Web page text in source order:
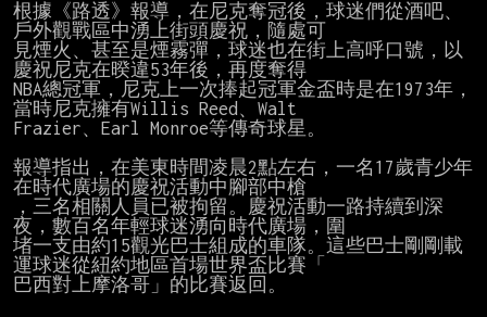
根據《路透》報導，在尼克奪冠後，球迷們從酒吧、
戶外觀戰區中湧上街頭慶祝，隨處可
見煙火、甚至是煙霧彈，球迷也在街上高呼口號，以
慶祝尼克在暌違53年後，再度奪得
NBA總冠軍，尼克上一次捧起冠軍金盃時是在1973年，
當時尼克擁有Willis Reed、Walt
Frazier、Earl Monroe等傳奇球星。
報導指出，在美東時間凌晨2點左右，一名17歲青少年
在時代廣場的慶祝活動中腳部中槍
，三名相關人員已被拘留。慶祝活動一路持續到深
夜，數百名年輕球迷湧向時代廣場，圍
堵一支由約15觀光巴士組成的車隊。這些巴士剛剛載
運球迷從紐約地區首場世界盃比賽「
巴西對上摩洛哥」的比賽返回。